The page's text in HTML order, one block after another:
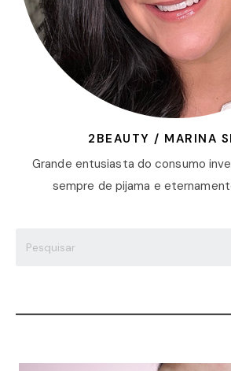
2BEAUTY / MARINA
Grande entusiasta do consumo
sempre de pijama e